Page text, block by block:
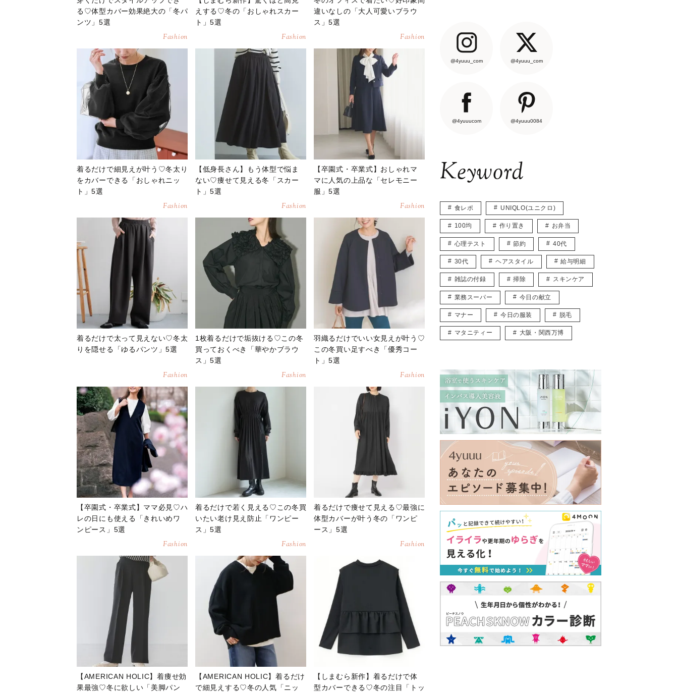
る♡体型カバー効果絶大の「冬パ
ンツ」5選
Fashion
えする♡冬の「おしゃれスカー
ト」5選
Fashion
違いなしの「大人可愛いブラウ
ス」5選
Fashion
着るだけで細見えが叶う♡冬太り
をカバーできる「おしゃれニッ
ト」5選
Fashion
【低身長さん】もう体型で悩ま
ない♡痩せて見える冬「スカー
ト」5選
Fashion
【卒園式・卒業式】おしゃれマ
マに人気の上品な「セレモニー
服」5選
Fashion
着るだけで太って見えない♡冬太
りを隠せる「ゆるパンツ」5選
Fashion
1枚着るだけで垢抜ける♡この冬
買っておくべき「華やかブラウ
ス」5選
Fashion
羽織るだけでいい女見えが叶う♡
この冬買い足すべき「優秀コー
ト」5選
Fashion
【卒園式・卒業式】ママ必見♡ハ
レの日にも使える「きれいめワ
ンピース」5選
Fashion
着るだけで若く見える♡この冬買
いたい老け見え防止「ワンピー
ス」5選
Fashion
着るだけで痩せて見える♡最強に
体型カバーが叶う冬の「ワンピ
ース」5選
Fashion
【AMERICAN HOLIC】着痩せ効
果最強♡冬に欲しい「美脚パン
【AMERICAN HOLIC】着るだけ
で細見えする♡冬の人気「ニッ
【しまむら新作】着るだけで体
型カバーできる♡冬の注目「トッ
@4yuuu_com @4yuuu_com
@4yuuucom @4yuuu0084
Keyword
食レポ UNIQLO(ユニクロ)
100均 作り置き お弁当
心理テスト 節約 40代
30代 ヘアスタイル 給与明細
雑誌の付録 掃除 スキンケア
業務スーパー 今日の献立
マナー 今日の服装 脱毛
マタニティー 大阪・関西万博